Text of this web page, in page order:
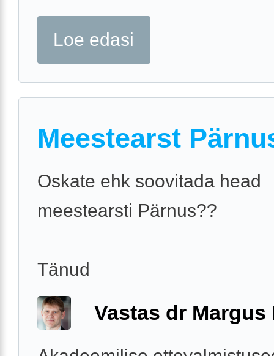
Loe edasi
Meestearst
Oskate ehk soovitada head
meestearsti Pärnus??
Tänud
Vastas dr Margus